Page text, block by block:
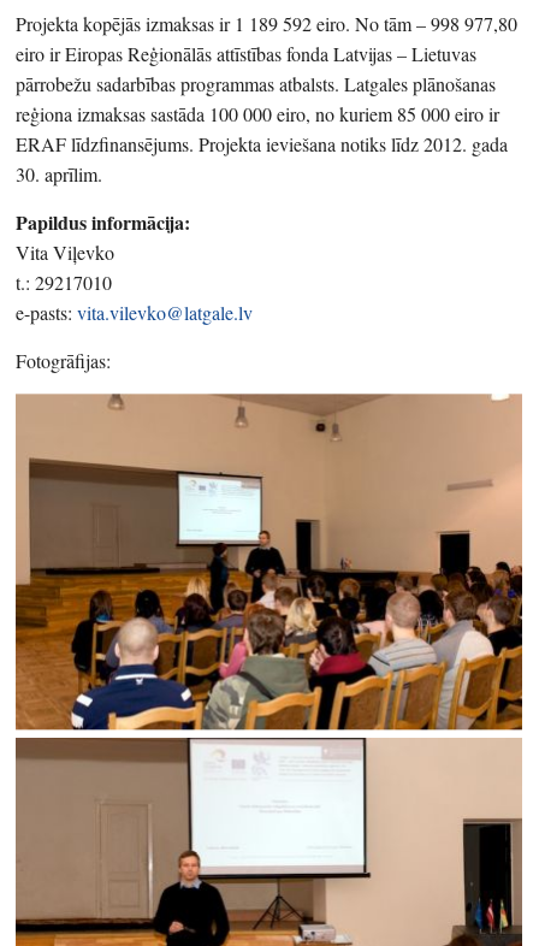
Projekta kopējās izmaksas ir 1 189 592 eiro. No tām – 998 977,80
eiro ir Eiropas Reģionālās attīstības fonda Latvijas – Lietuvas
pārrobežu sadarbības programmas atbalsts. Latgales plānošanas
reģiona izmaksas sastāda 100 000 eiro, no kuriem 85 000 eiro ir
ERAF līdzfinansējums. Projekta ieviešana notiks līdz 2012. gada
30. aprīlim.
Papildus informācija:
Vita Viļevko
t.: 29217010
e-pasts:vita.vilevko@latgale.lv
Fotogrāfijas: